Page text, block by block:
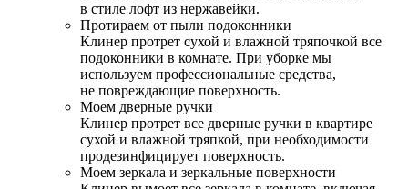
в стиле лофт из нержавейки.
Протираем от пыли подоконники
Клинер протрет сухой и влажной тряпочкой все
подоконники в комнате. При уборке мы
используем профессиональные средства,
не повреждающие поверхность.
Моем дверные ручки
Клинер протрет все дверные ручки в квартире
сухой и влажной тряпкой, при необходимости
продезинфицирует поверхность.
Моем зеркала и зеркальные поверхности